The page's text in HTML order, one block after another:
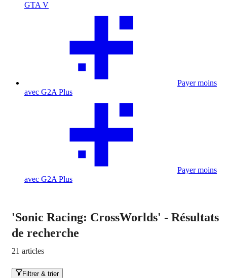
GTA V
Payer moins
avec G2A Plus
Payer moins
avec G2A Plus
'Sonic Racing: CrossWorlds' - Résultats
de recherche
21 articles
Filtrer & trier